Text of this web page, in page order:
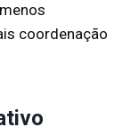
coordenação